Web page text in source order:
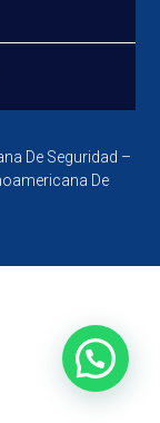
De Seguridad –
De